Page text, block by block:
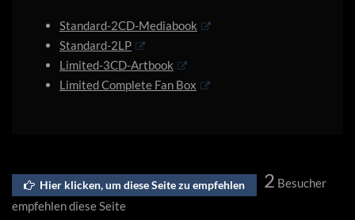
Standard-2CD-Mediabook
Standard-2LP
Limited-3CD-Artbook
Limited Complete Fan Box
Hier klicken, um diese Seite zu empfehlen 2 Besucher
empfehlen diese Seite